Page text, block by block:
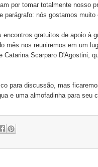
por tomar totalmente nosso
parágrafo: nós gostamos muito
gratuitos de apoio à
mês nos reuniremos em um
Catarina Scarparo D'Agostini,
para discussão, mas
e uma almofadinha para seu